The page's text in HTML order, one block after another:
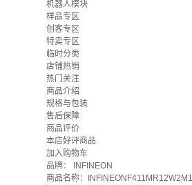
机器人模块
样品专区
创客专区
特卖专区
临时分类
店铺热销
热门关注
商品介绍
规格与包装
售后保障
商品评价
本店好评商品
加入购物车
品牌：
INFINEON
商品名称：